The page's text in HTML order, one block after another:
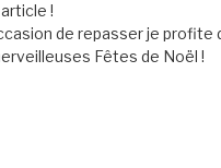
!
de repasser je
Fêtes de Noël !